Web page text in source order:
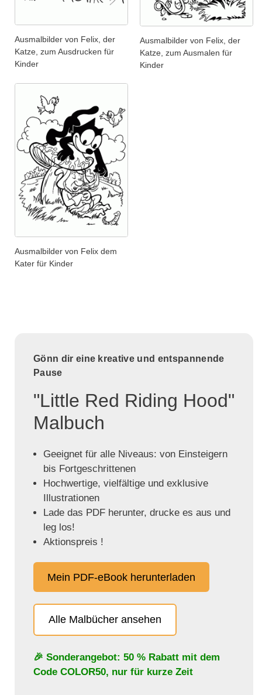
Ausmalbilder von Felix, der
Katze, zum Ausdrucken für
Kinder
Ausmalbilder von Felix, der
Katze, zum Ausmalen für
Kinder
Ausmalbilder von Felix dem
Kater für Kinder
Gönn dir eine kreative und entspannende
Pause
"Little Red Riding Hood"
Malbuch
Geeignet für alle Niveaus: von Einsteigern
bis Fortgeschrittenen
Hochwertige, vielfältige und exklusive
Illustrationen
Lade das PDF herunter, drucke es aus und
leg los!
Aktionspreis !
Mein PDF-eBook herunterladen
Alle Malbücher ansehen
🎉 Sonderangebot: 50 % Rabatt mit dem
Code COLOR50, nur für kurze Zeit